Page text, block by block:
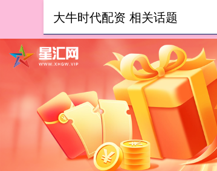
大牛时代配资 相关话题